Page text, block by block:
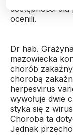
dostępności dla
ocenili.
Dr hab.
mazowiecka
chorób
chorobą
herpesvirus
wywołuje dwie
styka się z
Choroba ta
Jednak